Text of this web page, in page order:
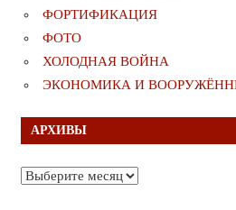
ФОРТИФИКАЦИЯ
ФОТО
ХОЛОДНАЯ ВОЙНА
ЭКОНОМИКА И
АРХИВЫ
Архивы